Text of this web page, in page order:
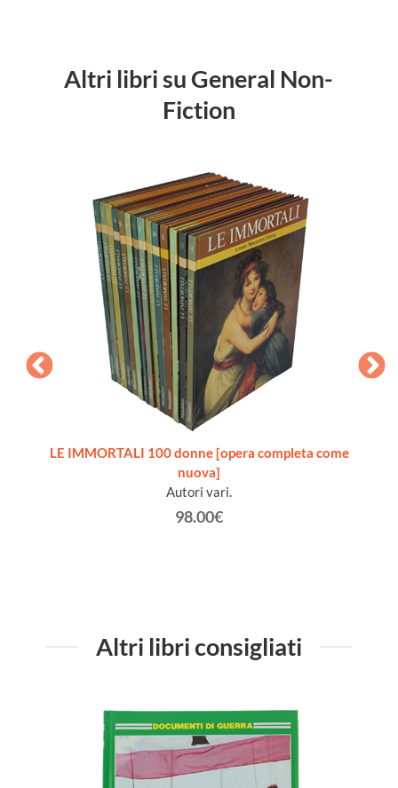
Altri libri su General Non-
Fiction
LE IMMORTALI 100 donne [opera completa come
nuova]
Autori vari.
98.00€
Altri libri consigliati